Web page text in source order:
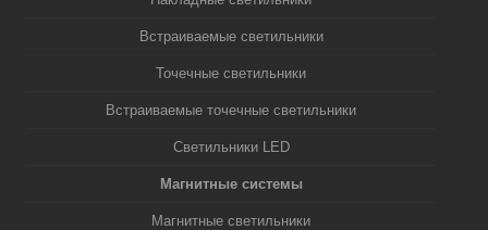
Встраиваемые светильники
Точечные светильники
Встраиваемые точечные светильники
Светильники LED
Магнитные системы
Магнитные светильники